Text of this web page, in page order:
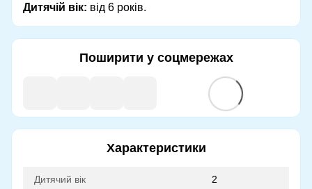
Дитячій вік: від 6 років.
Поширити у соцмережах
Характеристики
Дитячий вік 2